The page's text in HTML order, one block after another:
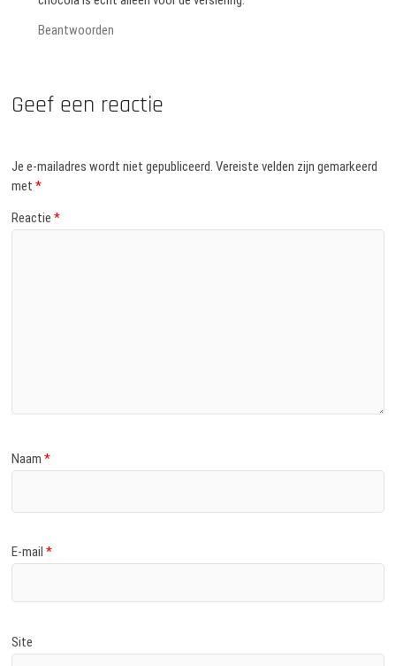
Beantwoorden
Geef een reactie
Je e-mailadres wordt niet gepubliceerd. Vereiste velden zijn gemarkeerd
met*
Reactie*
Naam*
E-mail*
Site